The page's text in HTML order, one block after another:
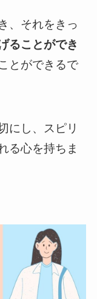
、それをきっ
ることができ
とができるで
にし、スピリ
る心を持ちま